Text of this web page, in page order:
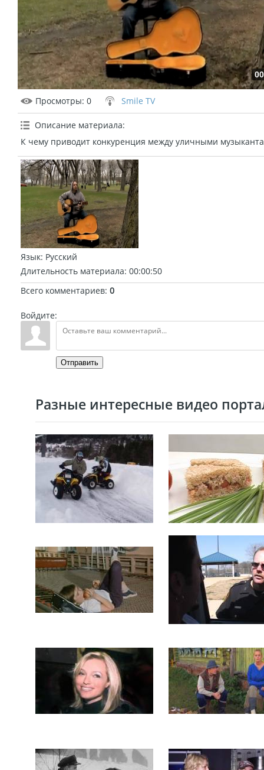
Просмотры: 0 Smile TV
Описание материала:
К чему приводит конкуренция между уличными
Язык: Русский
Длительность материала: 00:00:50
Всего комментариев: 0
Войдите:
Отправить
Разные интересные видео